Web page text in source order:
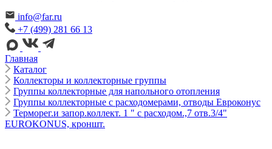
info@far.ru
+7 (499) 281 66 13
Главная
Каталог
Коллекторы и коллекторные группы
Группы коллекторные для напольного отопления
Группы коллекторные с расходомерами, отводы Евроконус
Терморег.и запор.коллект. 1 " с расходом.,7 отв.3/4"
EUROKONUS, кроншт.